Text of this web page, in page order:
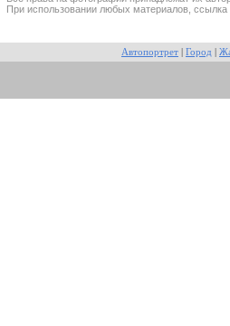
При использовании любых материалов, ссылка
Автопортрет Город